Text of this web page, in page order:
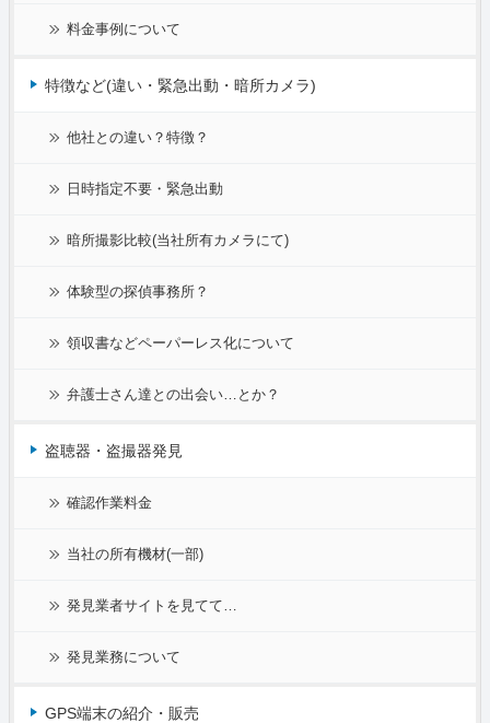
料金事例について
特徴など(違い・緊急出動・暗所カメラ)
他社との違い？特徴？
日時指定不要・緊急出動
暗所撮影比較(当社所有カメラにて)
体験型の探偵事務所？
領収書などペーパーレス化について
弁護士さん達との出会い…とか？
盗聴器・盗撮器発見
確認作業料金
当社の所有機材(一部)
発見業者サイトを見てて…
発見業務について
GPS端末の紹介・販売